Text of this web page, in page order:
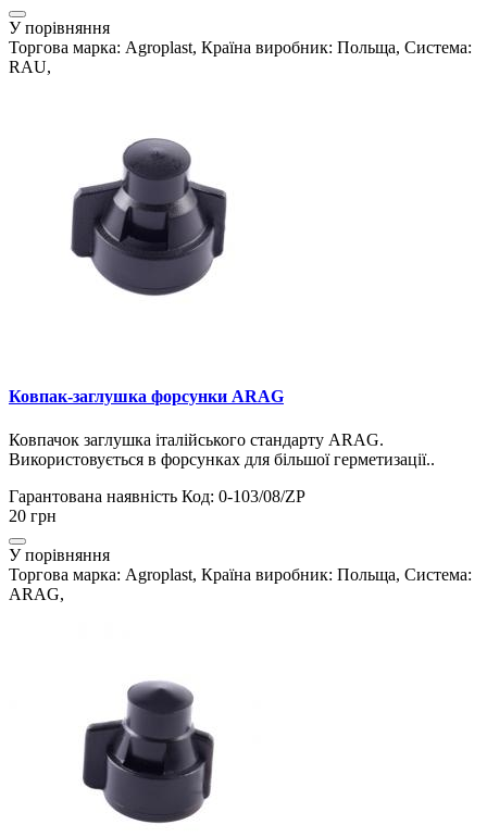
У порівняння
Торгова марка: Agroplast, Країна виробник: Польща, Система:
RAU,
Ковпак-заглушка форсунки ARAG
Ковпачок заглушка італійського стандарту ARAG.
Використовується в форсунках для більшої герметизації..
Гарантована наявність Код: 0-103/08/ZP
20 грн
У порівняння
Торгова марка: Agroplast, Країна виробник: Польща, Система:
ARAG,